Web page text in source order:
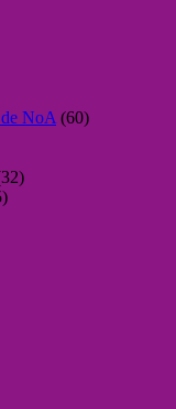
NoA (60)